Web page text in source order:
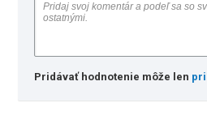
Pridávať hodnotenie môže len